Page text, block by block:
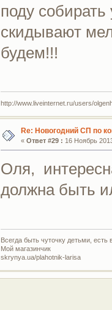
поду
скидывают
будем!!!
http://www.liveinternet.ru/users/
Re: Новогодний СП по
« Ответ #29 : 16 Ноябрь
Оля,
должна быть
Всегда быть чуточку детьми,
Мой магазинчик
skrynya.ua/plahotnik-larisa